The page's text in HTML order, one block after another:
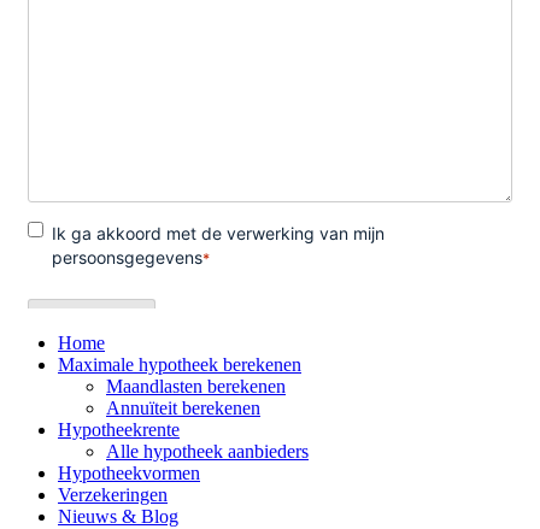
Home
Maximale hypotheek berekenen
Maandlasten berekenen
Annuïteit berekenen
Hypotheekrente
Alle hypotheek aanbieders
Hypotheekvormen
Verzekeringen
Nieuws & Blog